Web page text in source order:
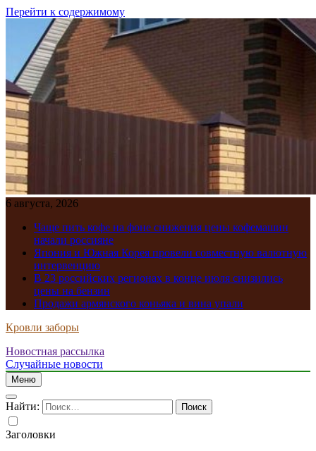
Перейти к содержимому
6 августа, 2026
Чаще пить кофе на фоне снижения цены кофемашин
начали россияне
Япония и Южная Корея провели совместную валютную
интервенцию
В 23 российских регионах в конце июля снизились
цены на бензин
Продажи армянского коньяка и вина упали
Кровли заборы
Новостная рассылка
Случайные новости
Меню
Найти:
Заголовки